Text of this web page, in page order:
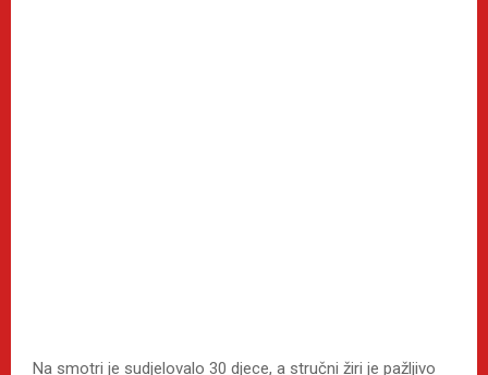
Na smotri je sudjelovalo 30 djece, a stručni žiri je pažljivo